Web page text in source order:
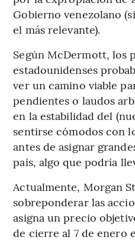
Gobierno venezolano
el más relevante).
Según McDermott, los
estadounidenses
ver un camino viable
pendientes o laudos
en la estabilidad del
sentirse cómodos con
antes de asignar
país, algo que podría
Actualmente, Morgan
sobreponderar las
asigna un precio
de cierre al 7 de enero